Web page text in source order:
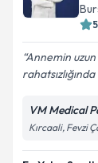
5
Annemin uzun
VM Medical
Kırcaali, Fevzi